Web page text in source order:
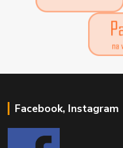
Facebook, Instagram